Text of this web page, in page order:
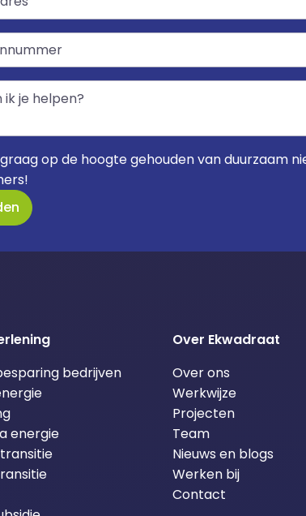
op de hoogte gehouden van duurzaam
bedrijven
energie
Over Ekwadraat
Over ons
Werkwijze
Projecten
Team
Nieuws en blogs
Werken bij
Contact